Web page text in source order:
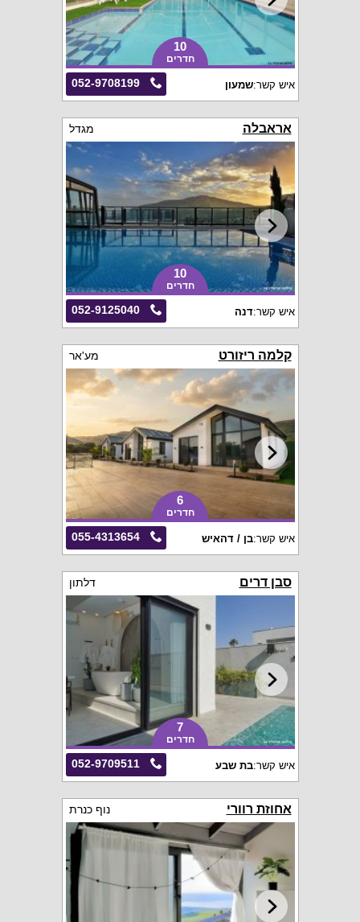
10
חדרים
052-9708199 איש קשר:שמעון
אראבלה מגדל
10
חדרים
052-9125040 איש קשר:דנה
קלמה ריזורט מע'אר
6
חדרים
055-4313654 איש קשר:בן / דהאיש
סבן דרים דלתון
7
חדרים
052-9709511 איש קשר:בת שבע
אחוזת רוורי נוף כנרת